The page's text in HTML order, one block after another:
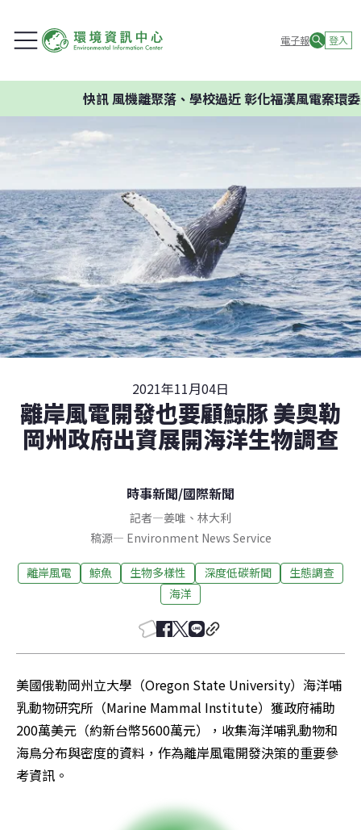
電子報 登入
快訊風機離聚落、學校過近 彰化福漢風電案環委建
2021年11月04日
離岸風電開發也要顧鯨豚 美奧勒
岡州政府出資展開海洋生物調查
時事新聞/國際新聞
記者—姜唯 、 林大利
稿源— Environment News Service
離岸風電 鯨魚 生物多樣性 深度低碳新聞
生態調查
海洋
美國俄勒岡州立大學（Oregon State University）海洋哺
乳動物研究所（Marine Mammal Institute）獲政府補助
200萬美元（約新台幣5600萬元），收集海洋哺乳動物和
海鳥分布與密度的資料，作為離岸風電開發決策的重要參
考資訊。